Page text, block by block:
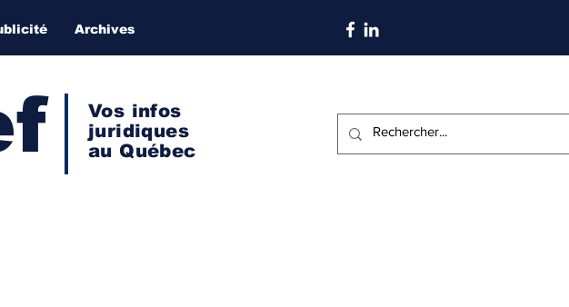
Archives S'abonner aux nouvelles
Vos infos
juridiques
au Québec